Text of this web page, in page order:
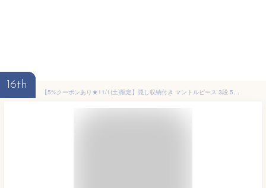
16th
【5%クーポンあり★11/1(土)限定】隠し収納付き マントルピース 3段 5段（収納 暖炉 装飾棚 飾り棚 装飾枠 ディスプレイラック 収納棚 オープンラック シェルフ 小物収納 本棚 小物置き mantelpiece おしゃれ かわいい 白 韓国 海外 欧米 淡色 一人暮らし ワンルーム）